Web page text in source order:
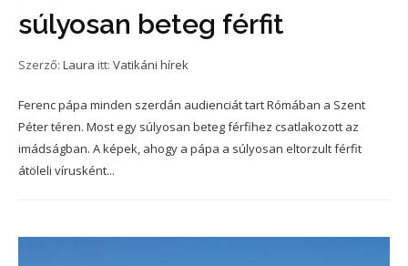
súlyosan beteg férfit
Szerző: Laura itt: Vatikáni hírek
Ferenc pápa minden szerdán audienciát tart Rómában a Szent
Péter téren. Most egy súlyosan beteg férfihez csatlakozott az
imádságban. A képek, ahogy a pápa a súlyosan eltorzult férfit
átöleli vírusként...